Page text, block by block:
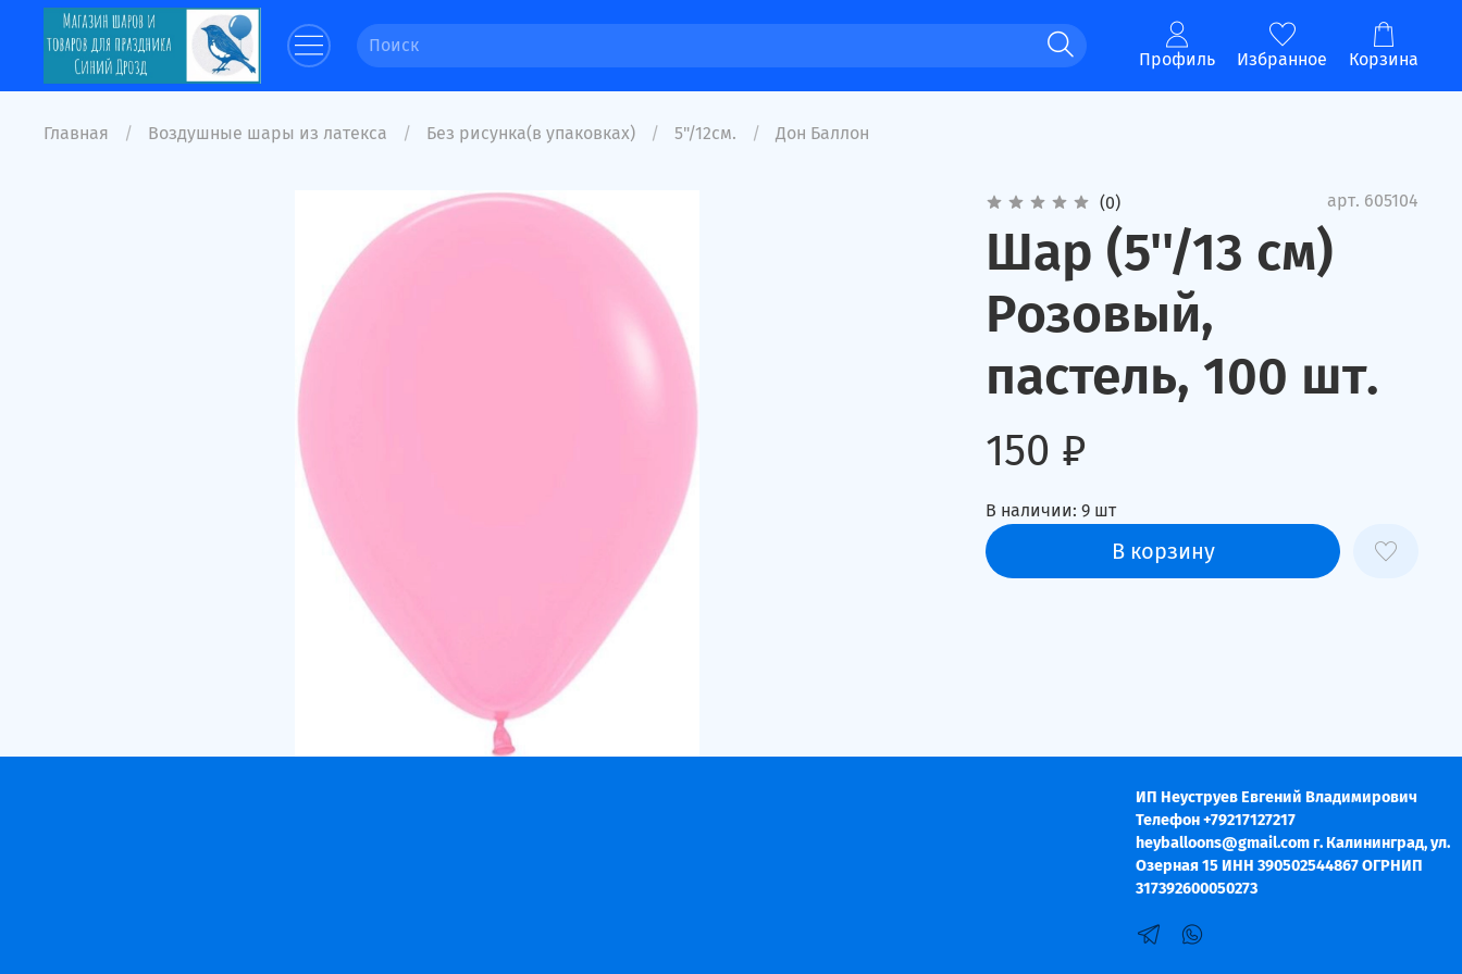
Профиль Избранное Корзина
Главная Воздушные шары из латекса Без рисунка(в упаковках) 5"/12см. Дон Баллон
(0) арт. 605104
Шар (5''/13 см)
Розовый,
пастель, 100 шт.
150 ₽
В наличии: 9 шт
В корзину
ИП Неуструев Евгений Владимирович
Телефон +79217127217
heyballoons@gmail.com г. Калининград, ул.
Озерная 15 ИНН 390502544867 ОГРНИП
317392600050273